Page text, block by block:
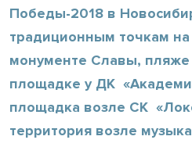
Победы-2018 в
традиционным точкам
монументе Славы, пляже
площадке у ДК
площадка возле СК
территория возле